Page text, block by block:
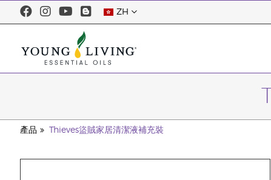
ZH
產品 Thieves盜賊家居清潔液補充裝